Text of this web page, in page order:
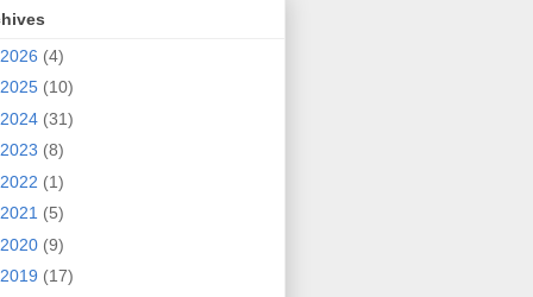
2026 (4)
2025 (10)
2024 (31)
2023 (8)
2022 (1)
2021 (5)
2020 (9)
2019 (17)